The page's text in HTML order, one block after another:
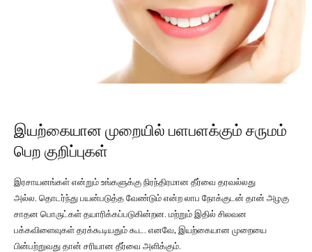
இயற்கையான முறையில் பளபளக்கும் சருமம்
பெற குறிப்புகள்
இரசாயனங்கள் என்றும் உங்களுக்கு நிரந்திரமான தீர்வை தரவல்லது
அல்ல. தொடர்ந்து பயன்படுத்த வேண்டும் என்ற லாப நோக்குடன் தான் அழகு
சாதன பொருட்கள் தயாரிக்கப்படுகின்றன. மற்றும் இதில் சிலவன
பக்கவிளைவுகள் தரக்கூடியதும் கூட. எனவே, இயற்கையான முறையை
பின்பற்றுவது தான் சரியான தீர்வை அளிக்கும்.